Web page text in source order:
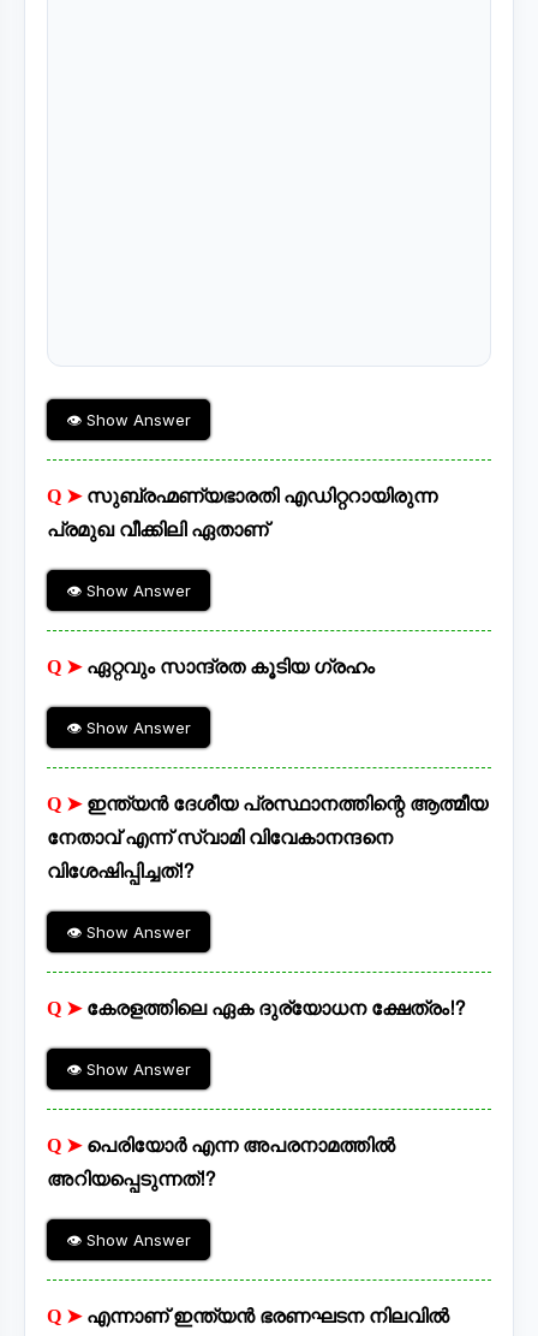
👁 Show Answer
Q ➤ സുബ്രഹ്മണ്യഭാരതി എഡിറ്ററായിരുന്ന
പ്രമുഖ വീക്കിലി ഏതാണ്
👁 Show Answer
Q ➤ ഏറ്റവും സാന്ദ്രത കൂടിയ ഗ്രഹം
👁 Show Answer
Q ➤ ഇന്ത്യൻ ദേശീയ പ്രസ്ഥാനത്തിന്റെ ആത്മീയ
നേതാവ് എന്ന് സ്വാമി വിവേകാനന്ദനെ
വിശേഷിപ്പിച്ചത്⁉
👁 Show Answer
Q ➤ കേരളത്തിലെ ഏക ദുര്യോധന ക്ഷേത്രം⁉
👁 Show Answer
Q ➤ പെരിയോർ എന്ന അപരനാമത്തിൽ
അറിയപ്പെടുന്നത്⁉
👁 Show Answer
Q ➤ എന്നാണ് ഇന്ത്യൻ ഭരണഘടന നിലവിൽ